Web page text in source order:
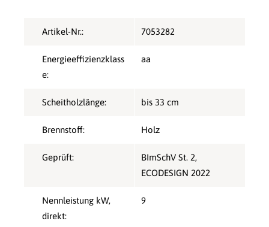
Artikel-Nr.: 7053282
Energieeffizienzklass
e:
aa
Scheitholzlänge: bis 33 cm
Brennstoff: Holz
Geprüft: BImSchV St. 2,
ECODESIGN 2022
Nennleistung kW,
direkt:
9